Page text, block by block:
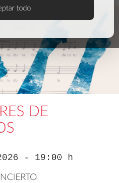
todo
DE
- 19:00 h